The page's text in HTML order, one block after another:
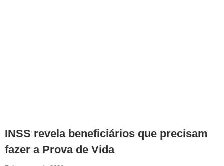
INSS revela beneficiários que precisam
fazer a Prova de Vida